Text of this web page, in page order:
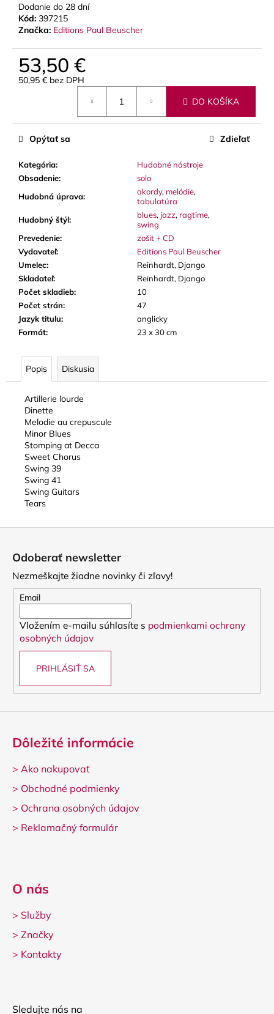
Dodanie do 28 dní
Kód: 397215
Značka: Editions Paul Beuscher
53,50 €
50,95 € bez DPH
DO KOŠÍKA
Kategória:
Hudobné nástroje
Obsadenie:
solo
Hudobná úprava: akordy, melódie,
tabulatúra
Hudobný štýl: blues, jazz, ragtime,
swing
Prevedenie:
zošit + CD
Vydavateľ:
Editions Paul Beuscher
Umelec:
Reinhardt, Django
Skladateľ:
Reinhardt, Django
Počet skladieb:
10
Počet strán:
47
Jazyk titulu:
anglicky
Formát: 23 x 30 cm
Opýtať sa Zdieľať
Popis Diskusia
Artillerie lourde
Dinette
Melodie au crepuscule
Minor Blues
Stomping at Decca
Sweet Chorus
Swing 39
Swing 41
Swing Guitars
Tears
JAVA
RED
CUT
NA
ALT
SAXOFÓN
3,50
Odoberať newsletter
Nezmeškajte žiadne novinky či zľavy!
Email
Vložením e-mailu súhlasíte s podmienkami ochrany
osobných údajov
PRIHLÁSIŤ SA
Dôležité informácie
> Ako nakupovať
> Obchodné podmienky
> Ochrana osobných údajov
> Reklamačný formulár
O nás
> Služby
> Značky
> Kontakty
Sledujte nás na